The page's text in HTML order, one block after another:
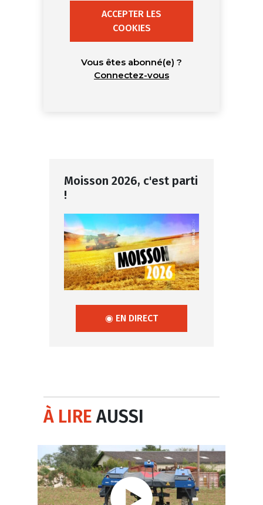
ACCEPTER LES
COOKIES
Vous êtes abonné(e) ?
Connectez-vous
Moisson 2026, c'est parti
!
◉ EN DIRECT
À LIREAUSSI